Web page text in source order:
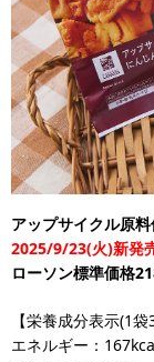
アップサイクル原
2025/9/23(火)新発
ローソン標準価格
【栄養成分表示(1袋
エネルギー：